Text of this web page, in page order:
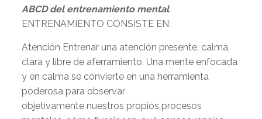
ABCD del entrenamiento mental.
ENTRENAMIENTO CONSISTE EN:
Atención Entrenar una atención presente, calma,
clara y libre de aferramiento. Una mente enfocada
y en calma se convierte en una herramienta
poderosa para observar
objetivamente nuestros propios procesos